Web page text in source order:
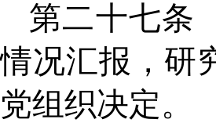
第二十七条
情况汇报，研
党组织决定。